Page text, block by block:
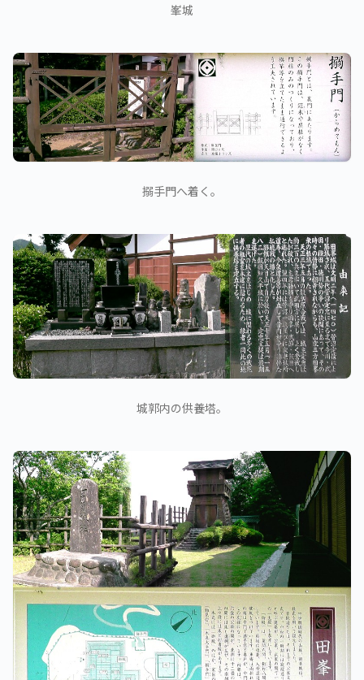
峯城
搦手門へ着く。
城郭内の供養塔。